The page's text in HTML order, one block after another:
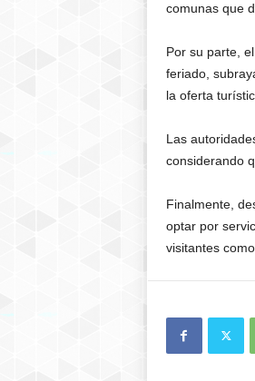
comunas que
Por su parte,
feriado,
la oferta
Las
considerando
Finalmente,
optar por
visitantes